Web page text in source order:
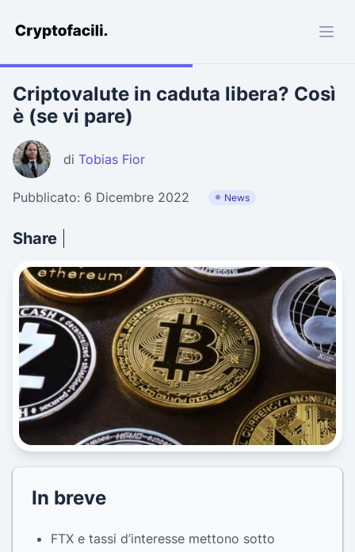
Cryptofacili.com
Criptovalute in caduta libera? Così
è (se vi pare)
di Tobias Fior
Pubblicato: 6 Dicembre 2022 News
Share
In breve
FTX e tassi d’interesse mettono sotto